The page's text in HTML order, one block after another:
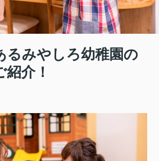
るみやしろ幼稚園の
介！